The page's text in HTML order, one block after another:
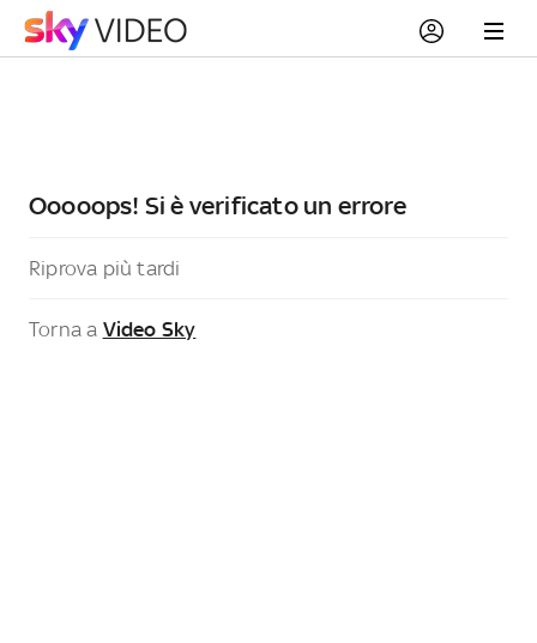
Ooooops! Si è verificato un errore
Riprova più tardi
Torna a Video Sky